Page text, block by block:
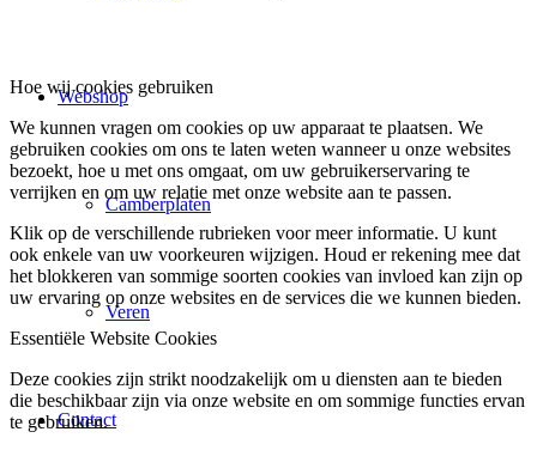
Webshop
Camberplaten
Veren
Contact
Hoe wij cookies gebruiken
We kunnen vragen om cookies op uw apparaat te plaatsen. We
gebruiken cookies om ons te laten weten wanneer u onze websites
bezoekt, hoe u met ons omgaat, om uw gebruikerservaring te
verrijken en om uw relatie met onze website aan te passen.
Klik op de verschillende rubrieken voor meer informatie. U kunt
ook enkele van uw voorkeuren wijzigen. Houd er rekening mee dat
het blokkeren van sommige soorten cookies van invloed kan zijn op
uw ervaring op onze websites en de services die we kunnen bieden.
Essentiële Website Cookies
Deze cookies zijn strikt noodzakelijk om u diensten aan te bieden
die beschikbaar zijn via onze website en om sommige functies ervan
te gebruiken.